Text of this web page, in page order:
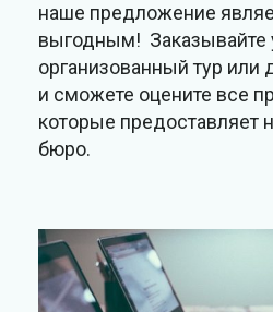
наше предложение
выгодным! Заказывайте
организованный тур или
и сможете оцените все
которые предоставляет
бюро.